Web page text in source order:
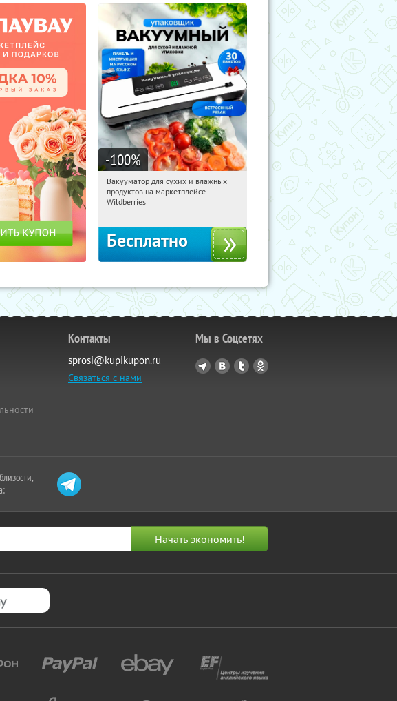
-100%
13:20:01 Получили:193
Россия
Вакууматор для сухих и влажных
продуктов на маркетплейсе
Wildberries
Бесплатно
Контакты
sprosi@kupikupon.ru
Связаться с нами
Мы в Соцсетях